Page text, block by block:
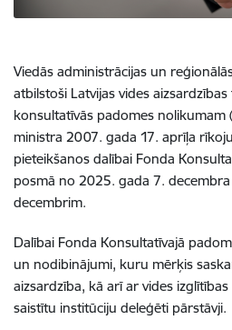
Viedās administrācijas un
atbilstoši Latvijas vides
konsultatīvās padomes nolikumam
ministra 2007. gada 17. aprīļa
pieteikšanos dalībai Fonda
posmā no 2025. gada 7.
decembrim.
Dalībai Fonda Konsultatīvajā
un nodibinājumi, kuru mērķis
aizsardzība, kā arī ar vides
saistītu institūciju deleģēti pārstāvji.